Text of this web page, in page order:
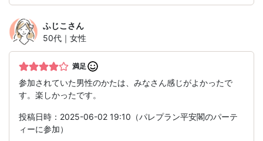
ふじこ さん
50代｜女性
満足
参加されていた男性のかたは、みなさん感じがよかったで
す。楽しかったです。
投稿日時：2025-06-02 19:10（パレプラン平安閣のパーテ
ィーに参加）